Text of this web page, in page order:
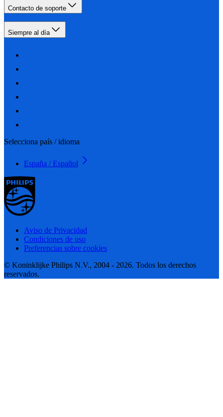
Contacto de soporte
Siempre al día
Selecciona país / idioma
España / Español
Aviso de Privacidad
Condiciones de uso
Preferencias sobre cookies
© Koninklijke Philips N.V., 2004 - 2026. Todos los derechos
reservados.